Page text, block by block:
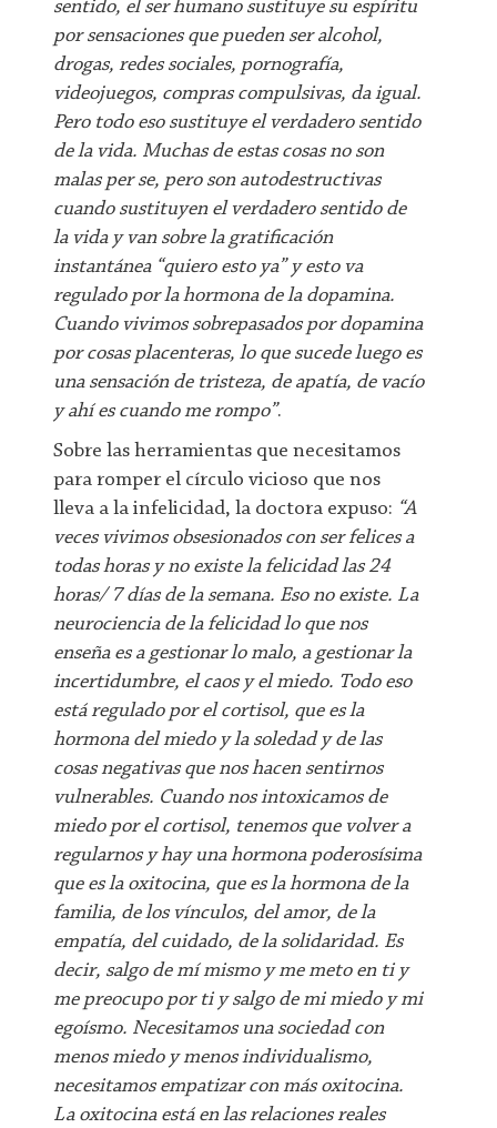
sentido, el ser humano sustituye su espíritu
por sensaciones que pueden ser alcohol,
drogas, redes sociales, pornografía,
videojuegos, compras compulsivas, da igual.
Pero todo eso sustituye el verdadero sentido
de la vida. Muchas de estas cosas no son
malas per se, pero son autodestructivas
cuando sustituyen el verdadero sentido de
la vida y van sobre la gratificación
instantánea “quiero esto ya” y esto va
regulado por la hormona de la dopamina.
Cuando vivimos sobrepasados por dopamina
por cosas placenteras, lo que sucede luego es
una sensación de tristeza, de apatía, de vacío
y ahí es cuando me rompo”.
Sobre las herramientas que necesitamos
para romper el círculo vicioso que nos
lleva a la infelicidad, la doctora expuso: “A
veces vivimos obsesionados con ser felices a
todas horas y no existe la felicidad las 24
horas/ 7 días de la semana. Eso no existe. La
neurociencia de la felicidad lo que nos
enseña es a gestionar lo malo, a gestionar la
incertidumbre, el caos y el miedo. Todo eso
está regulado por el cortisol, que es la
hormona del miedo y la soledad y de las
cosas negativas que nos hacen sentirnos
vulnerables. Cuando nos intoxicamos de
miedo por el cortisol, tenemos que volver a
regularnos y hay una hormona poderosísima
que es la oxitocina, que es la hormona de la
familia, de los vínculos, del amor, de la
empatía, del cuidado, de la solidaridad. Es
decir, salgo de mí mismo y me meto en ti y
me preocupo por ti y salgo de mi miedo y mi
egoísmo. Necesitamos una sociedad con
menos miedo y menos individualismo,
necesitamos empatizar con más oxitocina.
La oxitocina está en las relaciones reales